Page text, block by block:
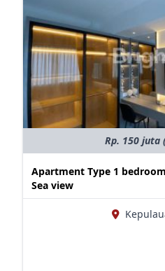
Rp. 150 juta
Apartment Type 1
Sea view